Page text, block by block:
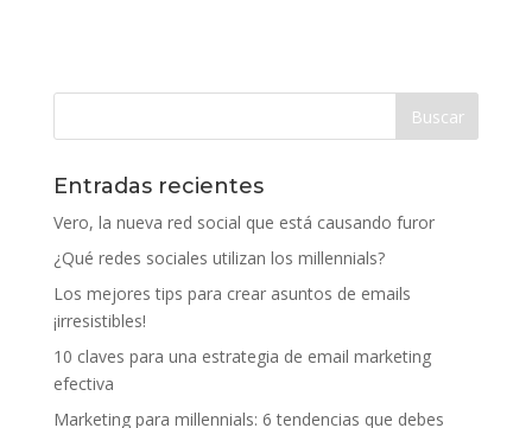
Entradas recientes
Vero, la nueva red social que está causando furor
¿Qué redes sociales utilizan los millennials?
Los mejores tips para crear asuntos de emails
¡irresistibles!
10 claves para una estrategia de email marketing
efectiva
Marketing para millennials: 6 tendencias que debes